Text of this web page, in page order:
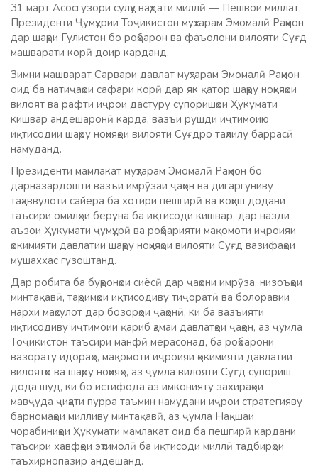
31 март Асосгузори сулҳу ваҳдати миллӣ — Пешвои миллат,
Президенти Ҷумҳурии Тоҷикистон муҳтарам Эмомалӣ Раҳмон
дар шаҳри Гулистон бо роҳбарон ва фаъолони вилояти Суғд
машварати корӣ доир карданд.
Зимни машварат Сарвари давлат муҳтарам Эмомалӣ Раҳмон
оид ба натиҷаҳои сафари корӣ дар як қатор шаҳру ноҳияҳои
вилоят ва рафти иҷрои дастуру супоришҳои Ҳукумати
кишвар андешаронӣ карда, вазъи рушди иҷтимоию
иқтисодии шаҳру ноҳияҳои вилояти Суғдро таҳлилу баррасӣ
намуданд.
Президенти мамлакат муҳтарам Эмомалӣ Раҳмон бо
дарназардошти вазъи имрӯзаи ҷаҳон ва дигаргуниву
таҳаввулоти сайёра ба хотири пешгирӣ ва коҳиш додани
таъсири омилҳои беруна ба иқтисоди кишвар, дар назди
аъзои Ҳукумати ҷумҳурӣ ва роҳбарияти мақомоти иҷроияи
ҳокимияти давлатии шаҳру ноҳияҳои вилояти Суғд вазифаҳои
мушаххас гузоштанд.
Дар робита ба буҳронҳои сиёсӣ дар ҷаҳони имрӯза, низоъҳои
минтақавӣ, таҳримҳои иқтисодиву тиҷоратӣ ва болоравии
нархи маҳсулот дар бозорҳои ҷаҳонӣ, ки ба вазъияти
иқтисодиву иҷтимоии қариб ҳамаи давлатҳои ҷаҳон, аз ҷумла
Тоҷикистон таъсири манфӣ мерасонад, ба роҳбарони
вазорату идораҳо, мақомоти иҷроияи ҳокимияти давлатии
вилоятҳо ва шаҳру ноҳияҳо, аз ҷумла вилояти Суғд супориш
дода шуд, ки бо истифода аз имконияту захираҳои
мавҷуда ҷиҳати пурра таъмин намудани иҷрои стратегияву
барномаҳои милливу минтақавӣ, аз ҷумла Нақшаи
чорабиниҳои Ҳукумати мамлакат оид ба пешгирӣ кардани
таъсири хавфҳои эҳтимолӣ ба иқтисоди миллӣ тадбирҳои
таъхирнопазир андешанд.